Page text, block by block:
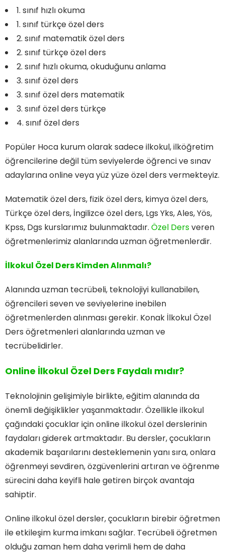
1. sınıf hızlı okuma
1. sınıf türkçe özel ders
2. sınıf matematik özel ders
2. sınıf türkçe özel ders
2. sınıf hızlı okuma, okuduğunu anlama
3. sınıf özel ders
3. sınıf özel ders matematik
3. sınıf özel ders türkçe
4. sınıf özel ders
Popüler Hoca kurum olarak sadece ilkokul, ilköğretim
öğrencilerine değil tüm seviyelerde öğrenci ve sınav
adaylarına online veya yüz yüze özel ders vermekteyiz.
Matematik özel ders, fizik özel ders, kimya özel ders,
Türkçe özel ders, İngilizce özel ders, Lgs Yks, Ales, Yös,
Kpss, Dgs kurslarımız bulunmaktadır. Özel Dersveren
öğretmenlerimiz alanlarında uzman öğretmenlerdir.
İlkokul Özel Ders Kimden Alınmalı?
Alanında uzman tecrübeli, teknolojiyi kullanabilen,
öğrencileri seven ve seviyelerine inebilen
öğretmenlerden alınması gerekir. Konak İlkokul Özel
Ders öğretmenleri alanlarında uzman ve
tecrübelidirler.
Online İlkokul Özel Ders Faydalı mıdır?
Teknolojinin gelişimiyle birlikte, eğitim alanında da
önemli değişiklikler yaşanmaktadır. Özellikle ilkokul
çağındaki çocuklar için online ilkokul özel derslerinin
faydaları giderek artmaktadır. Bu dersler, çocukların
akademik başarılarını desteklemenin yanı sıra, onlara
öğrenmeyi sevdiren, özgüvenlerini artıran ve öğrenme
sürecini daha keyifli hale getiren birçok avantaja
sahiptir.
Online ilkokul özel dersler, çocukların birebir öğretmen
ile etkileşim kurma imkanı sağlar. Tecrübeli öğretmen
olduğu zaman hem daha verimli hem de daha